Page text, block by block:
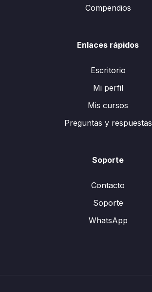
Compendios
Enlaces rápidos
Escritorio
Mi perfil
Mis cursos
Preguntas y respuestas
Soporte
Contacto
Soporte
WhatsApp